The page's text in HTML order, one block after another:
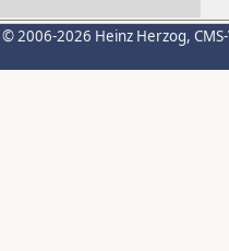
© 2006-2026 Heinz Herzog,